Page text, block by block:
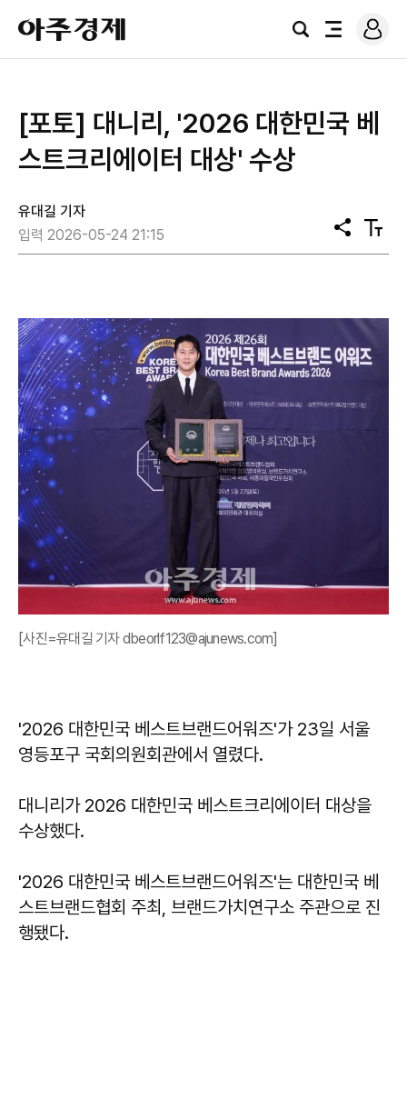
아
주
경
검
전
로
그
[포토] 대니리, '2026 대한민국 베
스트크리에이터 대상' 수상
유대길 기자
입력 2026-05-24 21:15
공
유
텍
스
[사진=유대길 기자 dbeorlf123@ajunews.com]
'2026 대한민국 베스트브랜드어워즈'가 23일 서울
영등포구 국회의원회관에서 열렸다.
대니리가 2026 대한민국 베스트크리에이터 대상을
수상했다.
'2026 대한민국 베스트브랜드어워즈'는 대한민국 베
스트브랜드협회 주최, 브랜드가치연구소 주관으로 진
행됐다.